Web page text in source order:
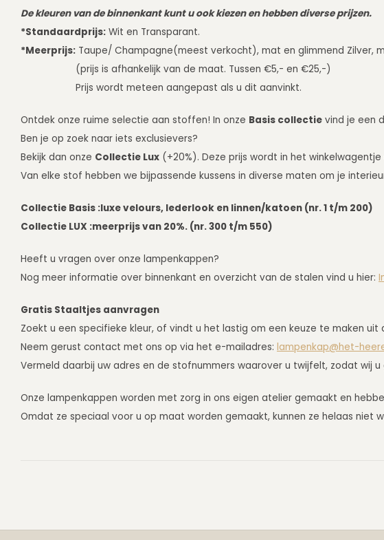
De kleuren van de binnenkant kunt u ook kiezen en hebben diverse prijzen.
*Standaardprijs: Wit en Transparant.
*Meerprijs: Taupe/ Champagne(meest verkocht), mat en glimmend Zilver,
(prijs is afhankelijk van de maat. Tussen €5,- en €25,-)
Prijs wordt meteen aangepast als u dit aanvinkt.
Ontdek onze ruime selectie aan stoffen! In onze Basis collectie vind je een
Ben je op zoek naar iets exclusievers?
Bekijk dan onze Collectie Lux (+20%). Deze prijs wordt in het
Van elke stof hebben we bijpassende kussens in diverse maten om je
Collectie Basis :luxe velours, lederlook en linnen/katoen (nr. 1 t/m 200)
Collectie LUX :meerprijs van 20%. (nr. 300 t/m 550)
Heeft u vragen over onze lampenkappen?
Nog meer informatie over binnenkant en overzicht van de stalen vind u hier:
Gratis Staaltjes aanvragen
Zoekt u een specifieke kleur, of vindt u het lastig om een keuze te maken
Neem gerust contact met ons op via het e-mailadres: lampenkap@het-
Vermeld daarbij uw adres en de stofnummers waarover u twijfelt, zodat wij
Onze lampenkappen worden met zorg in ons eigen atelier gemaakt en
Omdat ze speciaal voor u op maat worden gemaakt, kunnen ze helaas niet